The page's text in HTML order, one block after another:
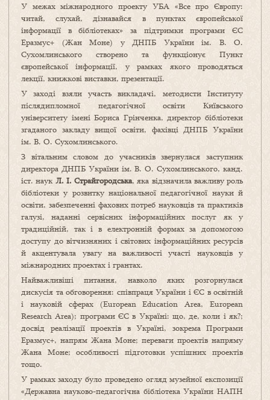
У межах міжнародного проекту УБА «Все про Європу:
читай, слухай, дізнавайся в пунктах європейської
інформації в бібліотеках» за підтримки програми ЄС
Еразмус+ (Жан Моне) у ДНПБ України ім. В. О.
Сухомлинського створено та функціонує Пункт
європейської інформації, у рамках якого проводяться
лекції, книжкові виставки, презентації.
У заході взяли участь викладачі, методисти Інституту
післядипломної педагогічної освіти Київського
університету імені Бориса Грінченка, директор бібліотеки
згаданого закладу вищої освіти, фахівці ДНПБ України
ім. В. О. Сухомлинського.
З вітальним словом до учасників звернулася заступник
директора ДНПБ України ім. В. О. Сухомлинського, канд.
іст. наук Л. І. Страйгородська, яка відзначила важливу роль
бібліотеки у розвитку національної педагогічної науки й
освіти, забезпеченні фахових потреб науковців та практиків
галузі, наданні сервісних інформаційних послуг як у
традиційній, так і в електронній формах за допомогою
доступу до вітчизняних і світових інформаційних ресурсів
й акцентувала увагу на важливості участі науковців у
міжнародних проектах і грантах.
Найважливіші питання, навколо яких розгорнулася
дискусія та обговорення: співпраця України і ЄС в освітній
і науковій сферах (European Education Area, European
Research Area); програми ЄС в Україні: що, де, коли і як?;
досвід реалізації проектів в Україні, зокрема Програми
Еразмус+, напрям Жана Моне; переваги проектів напряму
Жана Моне; особливості підготовки успішних проектів
тощо.
У рамках заходу було проведено огляд музейної експозиції
«Державна науково-педагогічна бібліотека України НАПН